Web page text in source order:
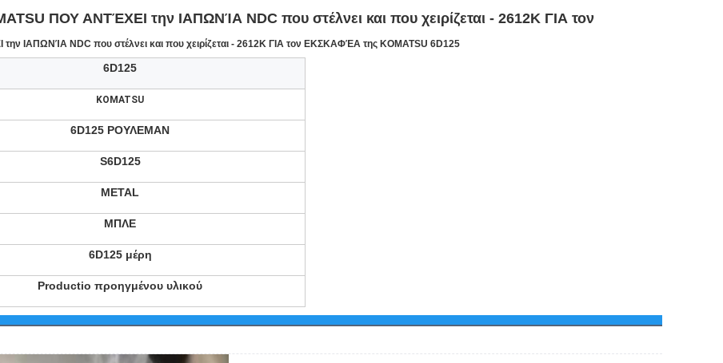
ΠΟΥ ΑΝΤΈΧΕΙ την ΙΑΠΩΝΊΑ NDC που στέλνει και που χειρίζεται - 2612K ΓΙΑ τον
NDC που στέλνει και που χειρίζεται - 2612K ΓΙΑ τον ΕΚΣΚΑΦΈΑ της KOMATSU 6D125
6D125
KOMATSU
6D125 ΡΟΥΛΕΜΑΝ
S6D125
METAL
ΜΠΛΕ
6D125 μέρη
Productio προηγμένου υλικού